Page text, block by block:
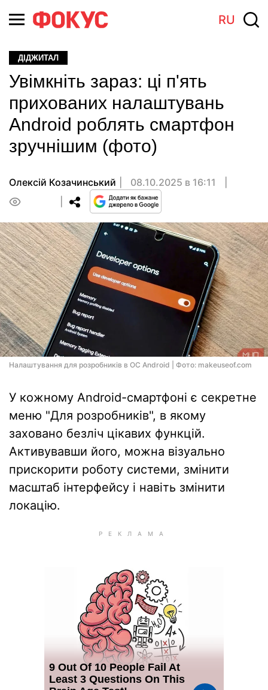
RU
ДІДЖИТАЛ
Увімкніть зараз: ці п'ять
прихованих налаштувань
Android роблять смартфон
зручнішим (фото)
Олексій Козачинський
08.10.2025 в 16:11
Налаштування для розробників в ОС Android | Фото: makeuseof.com
У кожному Android-смартфоні є секретне
меню "Для розробників", в якому
заховано безліч цікавих функцій.
Активувавши його, можна візуально
прискорити роботу системи, змінити
масштаб інтерфейсу і навіть змінити
локацію.